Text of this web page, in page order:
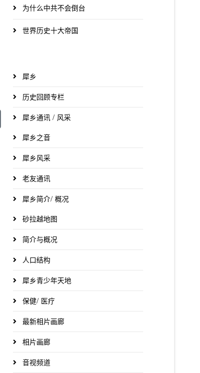
为什么中共不会倒台
世界历史十大帝国
犀乡
历史回顾专栏
犀乡通讯 / 风采
犀乡之音
犀乡风采
老友通讯
犀乡简介/ 概况
砂拉越地图
简介与概况
人口结构
犀乡青少年天地
保健/ 医疗
最新相片画廊
相片画廊
音视频道